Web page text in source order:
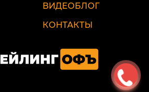
ВИДЕОБЛОГ
КОНТАКТЫ